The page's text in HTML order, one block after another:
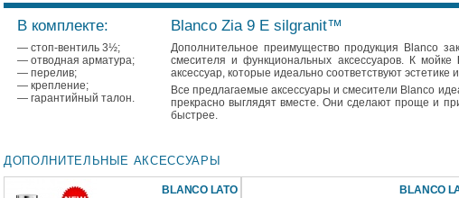
В комплекте:
— стоп-вентиль 3½;
— отводная арматура;
— перелив;
— крепление;
— гарантийный талон.
Blanco Zia 9 E silgranit™
Дополнительное преимущество продукция Blanco
смесителя и функциональных аксессуаров. К мойке
аксессуар, которые идеально соответствуют эстетике
Все предлагаемые аксессуары и смесители Blanco
прекрасно выглядят вместе. Они сделают проще и
быстрее.
ДОПОЛНИТЕЛЬНЫЕ АКСЕССУАРЫ
BLANCO LATO BLANCO